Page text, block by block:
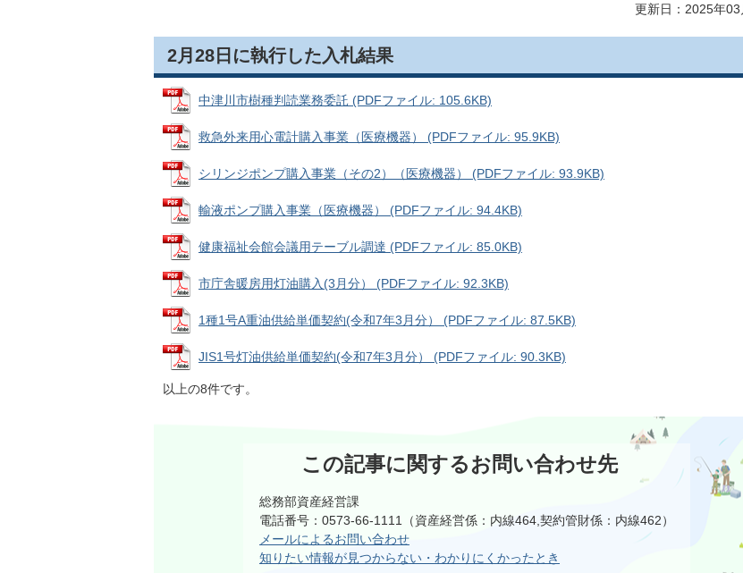
更新日：2025年03
2月28日に執行した入札結果
中津川市樹種判読業務委託 (PDFファイル: 105.6KB)
救急外来用心電計購入事業（医療機器） (PDFファイル: 95.9KB)
シリンジポンプ購入事業（その2）（医療機器） (PDFファイル: 93.9KB)
輸液ポンプ購入事業（医療機器） (PDFファイル: 94.4KB)
健康福祉会館会議用テーブル調達 (PDFファイル: 85.0KB)
市庁舎暖房用灯油購入(3月分） (PDFファイル: 92.3KB)
1種1号A重油供給単価契約(令和7年3月分） (PDFファイル: 87.5KB)
JIS1号灯油供給単価契約(令和7年3月分） (PDFファイル: 90.3KB)
以上の8件です。
この記事に関するお問い合わせ先
総務部資産経営課
電話番号：0573-66-1111（資産経営係：内線464,契約管財係：内線462）
メールによるお問い合わせ
知りたい情報が見つからない・わかりにくかったとき